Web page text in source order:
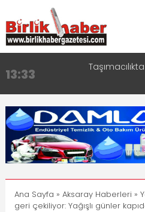
13:33
17:15
Aksaray OSB
16:00
Aksaray Esnaf
8:23
11:30
Birlikhaber.com
Ana Sayfa » Aksaray Haberleri »
geri çekiliyor: Yağışlı günler